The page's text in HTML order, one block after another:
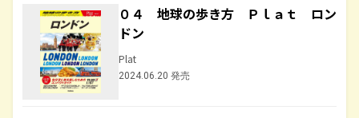
０４ 地球の歩き方 Ｐｌａｔ ロン
ドン
Plat
2024.06.20 発売